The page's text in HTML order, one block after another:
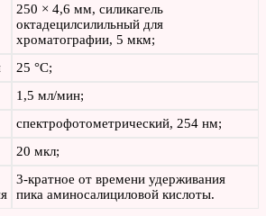
250 × 4,6 мм, силикагель
октадецилсилильный для
хроматографии, 5 мкм;
25 °С;
1,5 мл/мин;
спектрофотометрический, 254 нм;
20 мкл;
3-кратное от времени удерживания
пика аминосалициловой кислоты.